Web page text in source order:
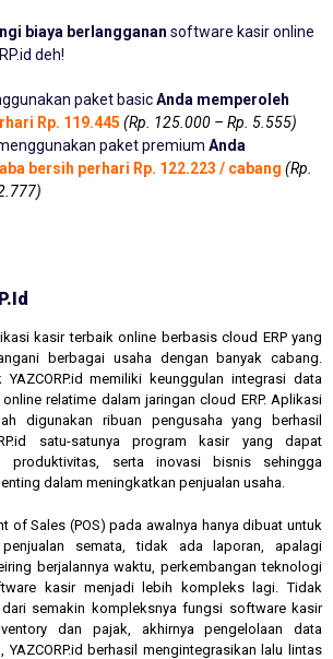
biaya berlangganan software kasir online
deh!
paket basicAnda memperoleh
Rp. 119.445 (Rp. 125.000 – Rp. 5.555)
paket premium Anda
laba bersih perhari Rp. 122.223 / cabang (Rp.
kasir terbaik online berbasis cloud ERP yang
berbagai usaha dengan banyak cabang.
memiliki keunggulan integrasi data
relatime dalam jaringan cloud ERP. Aplikasi
digunakan ribuan pengusaha yang berhasil
satu-satunya program kasir yang dapat
produktivitas, serta inovasi bisnis sehingga
dalam meningkatkan penjualan usaha.
of Sales (POS) pada awalnya hanya dibuat untuk
semata, tidak ada laporan, apalagi
berjalannya waktu, perkembangan teknologi
kasir menjadi lebih kompleks lagi. Tidak
semakin kompleksnya fungsi software kasir
dan pajak, akhirnya pengelolaan data
YAZCORP.id berhasil mengintegrasikan lalu lintas